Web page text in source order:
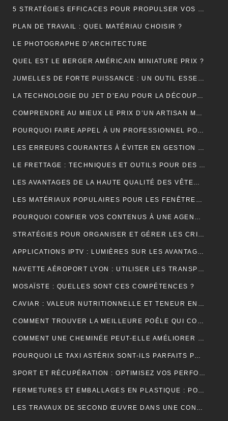
5 STRATÉGIES EFFICACES POUR PROPULSER VOS VENTES EN LIGNE
PLAN DE TRAVAIL : QUEL MATÉRIAU CHOISIR ?
LE PHOTOGRAPHE D’ARCHITECTURE
QUEL EST LE BERGER AMÉRICAIN MINIATURE PRIX ?
JUMELLES DE FORTE PUISSANCE : UN OUTIL ESSENTIEL POUR LE CAMPING
LA TECHNOLOGIE DU JET D’EAU POUR LA DÉCOUPE DES MATÉRIAUX SOLIDES
COMPRENDRE AU MIEUX LE PRIX D’UN ARTISAN MAÇON
POURQUOI FAIRE APPEL À UN PROFESSIONNEL POUR LE DÉBOUCHAGE TOILETTE YVELINES ?
LES ERREURS COURANTES À ÉVITER EN GESTION LOCATIVE ET COMMENT LES PRÉVENIR AVEC UN OUTIL EN LIGNE
LE FRETTAGE : TECHNIQUES ET OUTILS POUR DES ASSEMBLAGES PARFAITS
LES AVANTAGES DE LA HAUTE QUALITÉ DES VÊTEMENTS DE SPORT
LES MATÉRIAUX POPULAIRES POUR LES FENÊTRES DE TOIT : AVANTAGES ET INCONVÉNIENTS
POURQUOI CONFIER VOS CONTENUS À UNE AGENCE DE RÉDACTION ? LA CLÉ DU SUCCÈS EN LIGNE
STRATÉGIES POUR ORGANISER ET GÉRER LES CRISES DANS UNE ENTREPRISE
APPLICATIONS IPTV : LUMIÈRES SUR LES AVANTAGES DE LEUR UTILISATION
NAVETTE AÉROPORT LYON : UTILISER LES TRANSPORTS PUBLICS ET TAXIS
MOSAÏSTE : QUELLES SONT CES COMPÉTENCES ?
CAVIAR : VALEUR NUTRITIONNELLE ET TENEUR EN SODIUM
COMMENT TROUVER LA MEILLEURE POÊLE QUI CONVIENT À VOTRE MAISON ?
COMMENT UNE CHEMINÉE PEUT-ELLE AMÉLIORER LE CONFORT ET L’ESTHÉTIQUE DE VOTRE MAISON ?
POURQUOI LE TAXI ASTÉRIX SONT-ILS PARFAITS POUR LES TOURISTES ?
SPORT ET RÉCUPÉRATION : OPTIMISEZ VOS PERFORMANCES AVEC LES HUILES CBD À PARIS
FERMETURES ET EMBALLAGES EN PLASTIQUE : POUR UNE PROTECTION OPTIMALE DE VOS PRODUITS
LES TRAVAUX DE SECOND ŒUVRE DANS UNE CONSTRUCTION DE MAISON